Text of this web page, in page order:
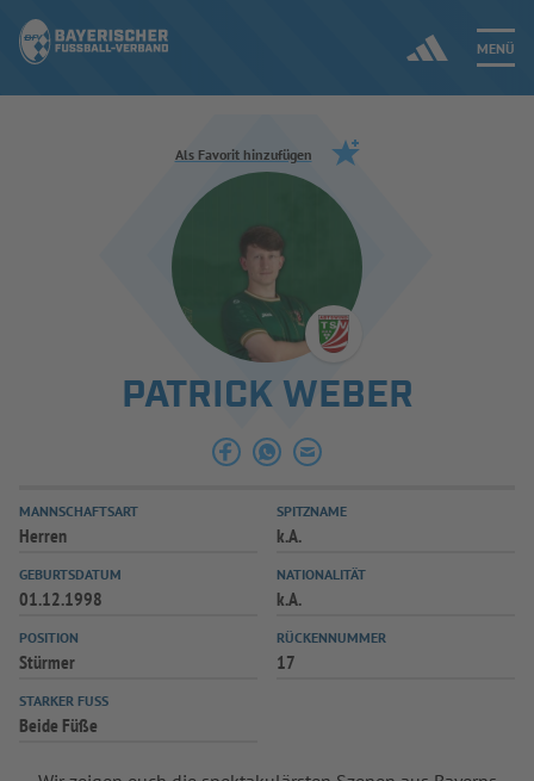
MENÜ
Jetzt einloggen
ERGEBNISSE & WETTBEWERBE
SPIELBETRIEB & VERBANDSLEBEN
AUSBILDUNG & FÖRDERUNG
SPIELPLUS
Als Favorit hinzufügen
PATRICK WEBER
MANNSCHAFTSART
Herren
SPITZNAME
k.A.
GEBURTSDATUM
01.12.1998
NATIONALITÄT
k.A.
POSITION
Stürmer
RÜCKENNUMMER
17
STARKER FUSS
Beide Füße